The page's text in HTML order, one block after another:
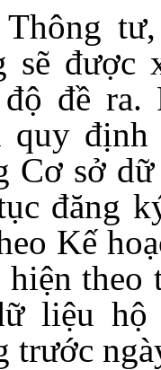
Thông
sẽ được
đề ra.
quy
Cơ sở
đăng
Kế
hiện theo
liệu hộ
trước